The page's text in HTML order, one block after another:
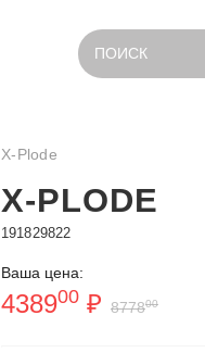
ПОИСК
X-Plode
X-PLODE
191829822
Ваша цена:
438900 ₽ 877800